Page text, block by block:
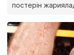
постерін